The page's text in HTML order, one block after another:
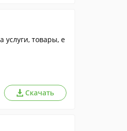
услуги, товары, е
Скачать